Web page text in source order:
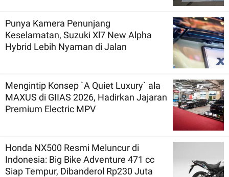
Punya Kamera Penunjang
Keselamatan, Suzuki Xl7 New Alpha
Hybrid Lebih Nyaman di Jalan
Mengintip Konsep `A Quiet Luxury` ala
MAXUS di GIIAS 2026, Hadirkan Jajaran
Premium Electric MPV
Honda NX500 Resmi Meluncur di
Indonesia: Big Bike Adventure 471 cc
Siap Tempur, Dibanderol Rp230 Juta